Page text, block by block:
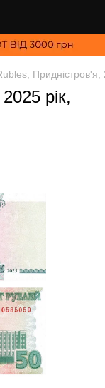
Придністров'я,
рік,